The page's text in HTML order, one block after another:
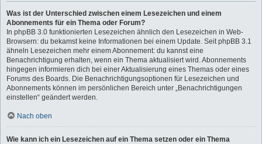
Was ist der Unterschied zwischen einem Lesezeichen und einem
Abonnements für ein Thema oder Forum?
In phpBB 3.0 funktionierten Lesezeichen ähnlich den Lesezeichen in Web-
Browsern: du bekamst keine Informationen bei einem Update. Seit phpBB 3.1
ähneln Lesezeichen mehr einem Abonnement: du kannst eine
Benachrichtigung erhalten, wenn ein Thema aktualisiert wird. Abonnements
hingegen informieren dich bei einer Aktualisierung eines Themas oder eines
Forums des Boards. Die Benachrichtigungsoptionen für Lesezeichen und
Abonnements können im persönlichen Bereich unter „Benachrichtigungen
einstellen“ geändert werden.
Nach oben
Wie kann ich ein Lesezeichen auf ein Thema setzen oder ein Thema